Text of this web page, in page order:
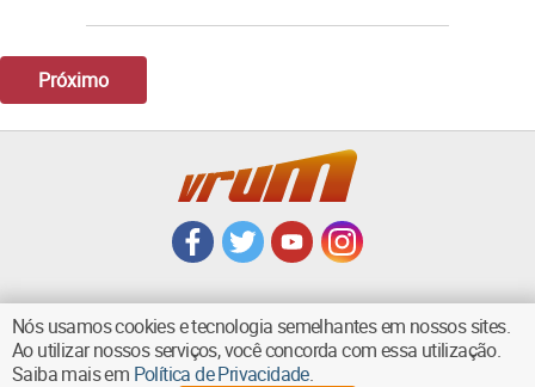
Próximo
VOLTAR AO TOPO
Nós usamos cookies e tecnologia semelhantes em nossos sites.
Ao utilizar nossos serviços, você concorda com essa utilização.
Saiba mais em Política de Privacidade.